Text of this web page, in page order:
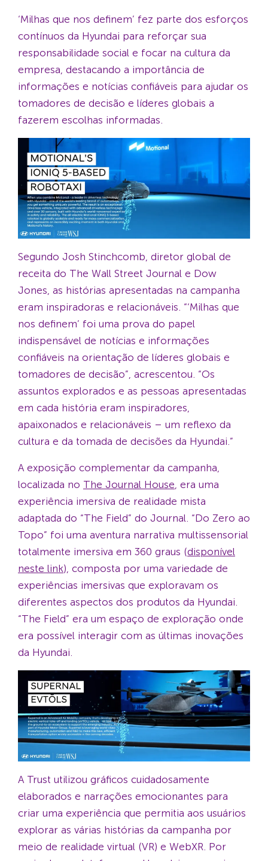
‘Milhas que nos definem’ fez parte dos esforços
contínuos da Hyundai para reforçar sua
responsabilidade social e focar na cultura da
empresa, destacando a importância de
informações e notícias confiáveis para ajudar os
tomadores de decisão e líderes globais a
fazerem escolhas informadas.
Segundo Josh Stinchcomb, diretor global de
receita do The Wall Street Journal e Dow
Jones, as histórias apresentadas na campanha
eram inspiradoras e relacionáveis. “‘Milhas que
nos definem’ foi uma prova do papel
indispensável de notícias e informações
confiáveis na orientação de líderes globais e
tomadores de decisão”, acrescentou. “Os
assuntos explorados e as pessoas apresentadas
em cada história eram inspiradores,
apaixonados e relacionáveis – um reflexo da
cultura e da tomada de decisões da Hyundai.”
A exposição complementar da campanha,
localizada no The Journal House , era uma
experiência imersiva de realidade mista
adaptada do “The Field” do Journal. “Do Zero ao
Topo” foi uma aventura narrativa multissensorial
totalmente imersiva em 360 graus (disponível
neste link), composta por uma variedade de
experiências imersivas que exploravam os
diferentes aspectos dos produtos da Hyundai.
“The Field” era um espaço de exploração onde
era possível interagir com as últimas inovações
da Hyundai.
A Trust utilizou gráficos cuidadosamente
elaborados e narrações emocionantes para
criar uma experiência que permitia aos usuários
explorar as várias histórias da campanha por
meio de realidade virtual (VR) e WebXR. Por